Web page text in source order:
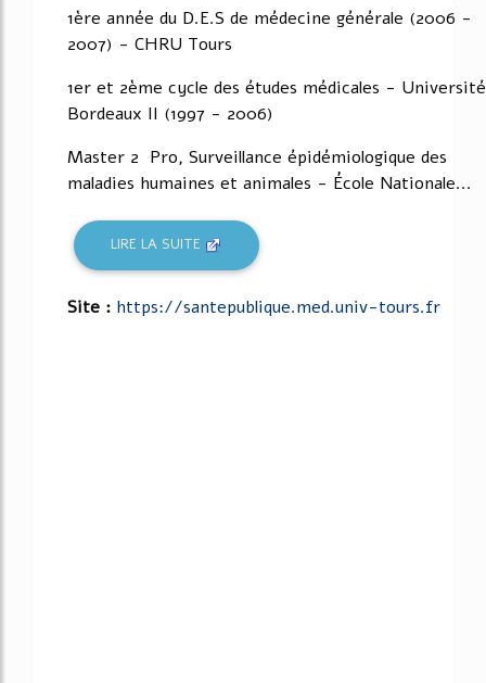
1ère année du D.E.S de médecine générale (2006 -
2007) - CHRU Tours
1er et 2ème cycle des études médicales - Université
Bordeaux II (1997 - 2006)
Master 2 Pro, Surveillance épidémiologique des
maladies humaines et animales - École Nationale...
LIRE LA SUITE
Site : https://santepublique.med.univ-tours.fr